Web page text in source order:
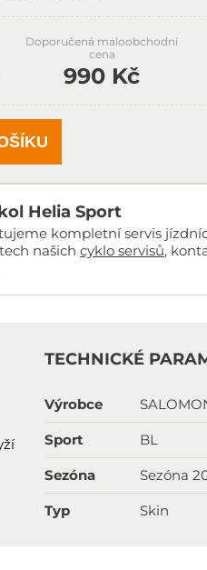
Doporučená maloobchodní
cena
990 Kč
Helia Sport
kompletní servis
našich cyklo servisů,
TECHNICKÉ
Výrobce
Sport BL
Sezóna Sezóna
Typ Skin